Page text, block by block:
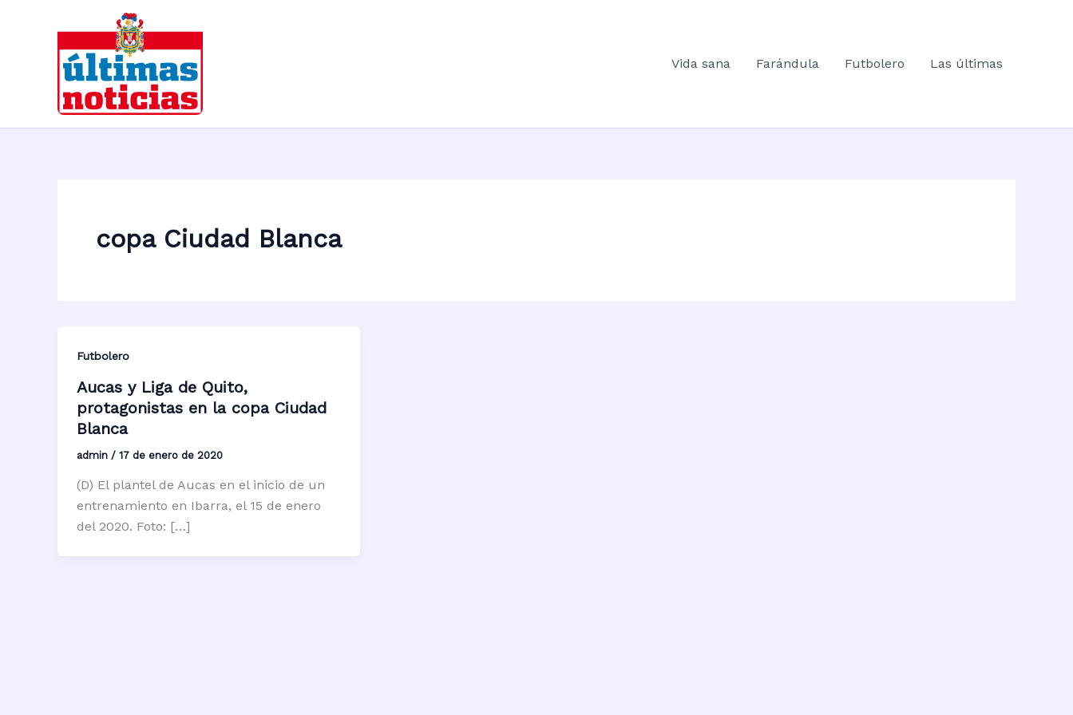
contenido
Vida sana
Farándula Futbolero Las últimas
copa Ciudad Blanca
Futbolero
Aucas y Liga de Quito,
protagonistas en la copa Ciudad
Blanca
admin / 17 de enero de 2020
(D) El plantel de Aucas en el inicio de un
entrenamiento en Ibarra, el 15 de enero
del 2020. Foto: […]